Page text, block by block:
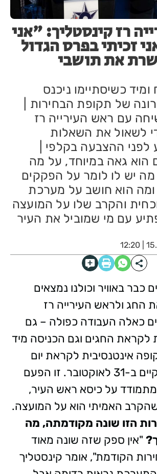
רז קינסטליך: "אני
זכיתי בפרס הגדול
את תושבי
כשיסתיימו ניכנס
של תקופת הבחירות |
עם ראש העירייה רז
לשאול את השאלות
לפני ההצבעה בקלפי |
הוא גאה במיוחד, על מה
יש לו לומר על הפקקים
ומה הוא חושב על מערכת
והקרב שלו על המועצה
עם מי שמוביל את העיר
כבר באוויר וכולנו נמצאים
החג ולראש העירייה רז
כאלה העבודה כפולה – גם
לקראת החגים וגם הכניסה מיד
אינטנסיבית לקראת יום
הבחירות שיתקיים ב-31 לאוקטובר. זו הפעם
על כיסא ראש העיר,
האמיתי הוא על המועצה.
הזו שונה מקודמתה, מה
"אין ספק שזה שונה מאוד
הקודמת", אומר קינסטליך